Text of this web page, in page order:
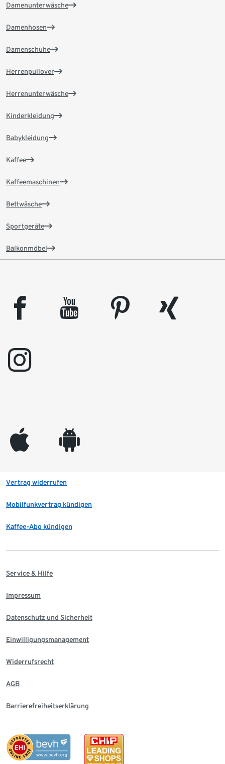
Damenunterwäsche
Damenhosen
Damenschuhe
Herrenpullover
Herrenunterwäsche
Kinderkleidung
Babykleidung
Kaffee
Kaffeemaschinen
Bettwäsche
Sportgeräte
Balkonmöbel
facebook youtube pinterest
xing
instagram
appleinc android
Vertrag widerrufen
Mobilfunkvertrag kündigen
Kaffee-Abo kündigen
Service & Hilfe
Impressum
Datenschutz und Sicherheit
Einwilligungsmanagement
Widerrufsrecht
AGB
Barrierefreiheitserklärung